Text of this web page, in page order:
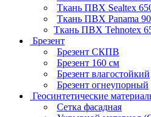
Ткань ПВХ Sealtex
Ткань ПВХ Panama
Ткань ПВХ Tehnotex
Брезент
Брезент СКПВ
Брезент 160 см
Брезент влагостойкий
Брезент огнеупорный
Геосинтетические
Сетка фасадная